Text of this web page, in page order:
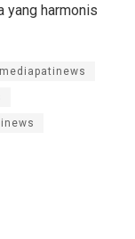
yang harmonis
mediapatinews